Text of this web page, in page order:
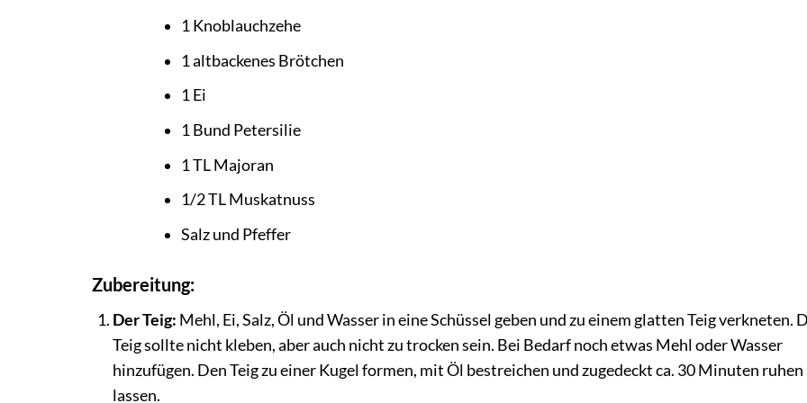
1 Knoblauchzehe
1 altbackenes Brötchen
1 Ei
1 Bund Petersilie
1 TL Majoran
1/2 TL Muskatnuss
Salz und Pfeffer
Zubereitung:
Der Teig: Mehl, Ei, Salz, Öl und Wasser in eine Schüssel geben und zu einem glatten Teig verkneten.
Teig sollte nicht kleben, aber auch nicht zu trocken sein. Bei Bedarf noch etwas Mehl oder Wasser
hinzufügen. Den Teig zu einer Kugel formen, mit Öl bestreichen und zugedeckt ca. 30 Minuten ruhen
lassen.